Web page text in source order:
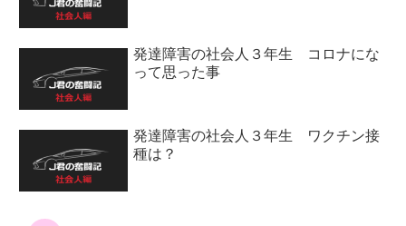
発達障害の社会人３年生 コロナにな
って思った事
発達障害の社会人３年生 ワクチン接
種は？